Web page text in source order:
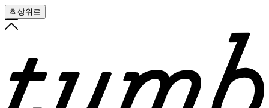
최상위로